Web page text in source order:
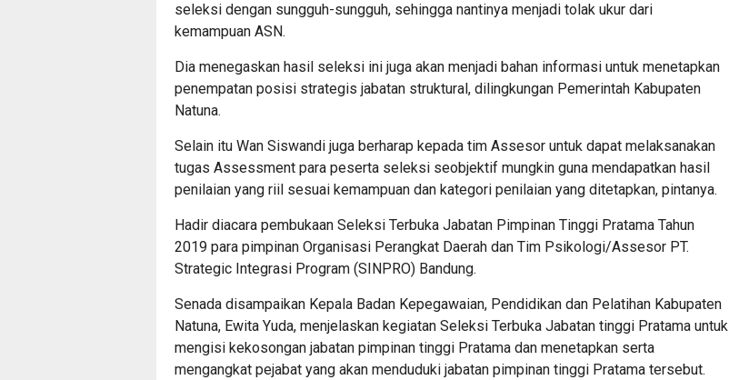
seleksi dengan sungguh-sungguh, sehingga nantinya menjadi tolak ukur dari
kemampuan ASN.
Dia menegaskan hasil seleksi ini juga akan menjadi bahan informasi untuk menetapkan
penempatan posisi strategis jabatan struktural, dilingkungan Pemerintah Kabupaten
Natuna.
Selain itu Wan Siswandi juga berharap kepada tim Assesor untuk dapat melaksanakan
tugas Assessment para peserta seleksi seobjektif mungkin guna mendapatkan hasil
penilaian yang riil sesuai kemampuan dan kategori penilaian yang ditetapkan, pintanya.
Hadir diacara pembukaan Seleksi Terbuka Jabatan Pimpinan Tinggi Pratama Tahun
2019 para pimpinan Organisasi Perangkat Daerah dan Tim Psikologi/Assesor PT.
Strategic Integrasi Program (SINPRO) Bandung.
Senada disampaikan Kepala Badan Kepegawaian, Pendidikan dan Pelatihan Kabupaten
Natuna, Ewita Yuda, menjelaskan kegiatan Seleksi Terbuka Jabatan tinggi Pratama untuk
mengisi kekosongan jabatan pimpinan tinggi Pratama dan menetapkan serta
mengangkat pejabat yang akan menduduki jabatan pimpinan tinggi Pratama tersebut.